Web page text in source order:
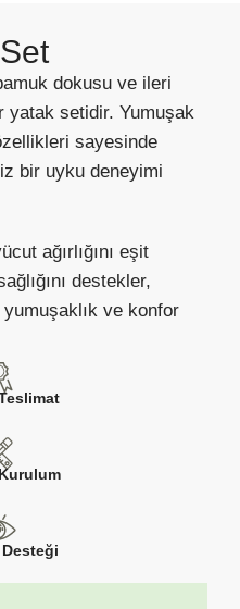
dokusu ve ileri
yatak setidir. Yumuşak
sayesinde
bir uyku deneyimi
ağırlığını eşit
destekler,
ve konfor